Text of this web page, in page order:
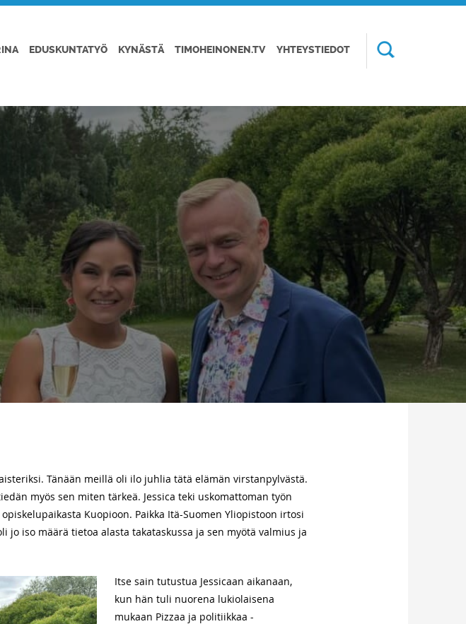
EDUSKUNTATYÖ KYNÄSTÄ TIMOHEINONEN.TV YHTEYSTIEDOT
Tänään meillä oli ilo juhlia tätä elämän virstanpylvästä.
myös sen miten tärkeä. Jessica teki uskomattoman työn
Kuopioon. Paikka Itä-Suomen Yliopistoon irtosi
iso määrä tietoa alasta takataskussa ja sen myötä valmius ja
Itse sain tutustua Jessicaan aikanaan,
kun hän tuli nuorena lukiolaisena
mukaan Pizzaa ja politiikkaa -